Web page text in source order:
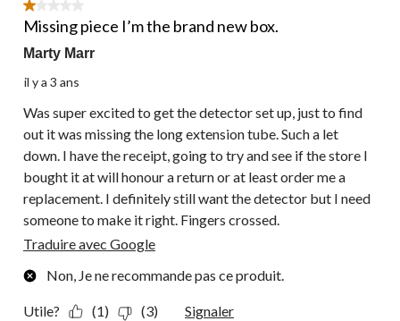
1 étoile(s) sur 5.
Missing piece I’m the brand new box.
Marty Marr
il y a 3 ans
Was super excited to get the detector set up, just to find
out it was missing the long extension tube. Such a let
down. I have the receipt, going to try and see if the store I
bought it at will honour a return or at least order me a
replacement. I definitely still want the detector but I need
someone to make it right. Fingers crossed.
Traduire avec Google
Non, Je ne recommande pas ce produit.
Utile? (1) (3) Signaler